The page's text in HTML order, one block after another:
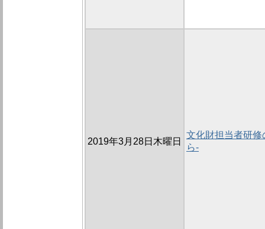
2019年3月28日木曜日
文化財担当者研
ら-